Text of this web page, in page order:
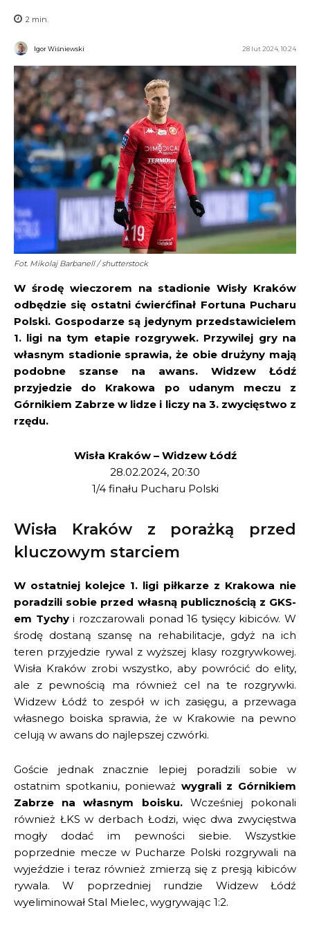
2 min.
Igor Wiśniewski 28 lut 2024, 10:24
Fot. Mikolaj Barbanell / shutterstock
W środę wieczorem na stadionie Wisły Kraków
odbędzie się ostatni ćwierćfinał Fortuna Pucharu
Polski. Gospodarze są jedynym przedstawicielem
1. ligi na tym etapie rozgrywek. Przywilej gry na
własnym stadionie sprawia, że obie drużyny mają
podobne szanse na awans. Widzew Łódź
przyjedzie do Krakowa po udanym meczu z
Górnikiem Zabrze w lidze i liczy na 3. zwycięstwo z
rzędu.
Wisła Kraków – Widzew Łódź
28.02.2024, 20:30
1/4 finału Pucharu Polski
Wisła Kraków z porażką przed
kluczowym starciem
W ostatniej kolejce 1. ligi piłkarze z Krakowa nie
poradzili sobie przed własną publicznością z GKS-
em Tychyi rozczarowali ponad 16 tysięcy kibiców. W
środę dostaną szansę na rehabilitacje, gdyż na ich
teren przyjedzie rywal z wyższej klasy rozgrywkowej.
Wisła Kraków zrobi wszystko, aby powrócić do elity,
ale z pewnością ma również cel na te rozgrywki.
Widzew Łódź to zespół w ich zasięgu, a przewaga
własnego boiska sprawia, że w Krakowie na pewno
celują w awans do najlepszej czwórki.
Goście jednak znacznie lepiej poradzili sobie w
ostatnim spotkaniu, ponieważ wygrali z Górnikiem
Zabrze na własnym boisku.Wcześniej pokonali
również ŁKS w derbach Łodzi, więc dwa zwycięstwa
mogły dodać im pewności siebie. Wszystkie
poprzednie mecze w Pucharze Polski rozgrywali na
wyjeździe i teraz również zmierzą się z presją kibiców
rywala. W poprzedniej rundzie Widzew Łódź
wyeliminował Stal Mielec, wygrywając 1:2.